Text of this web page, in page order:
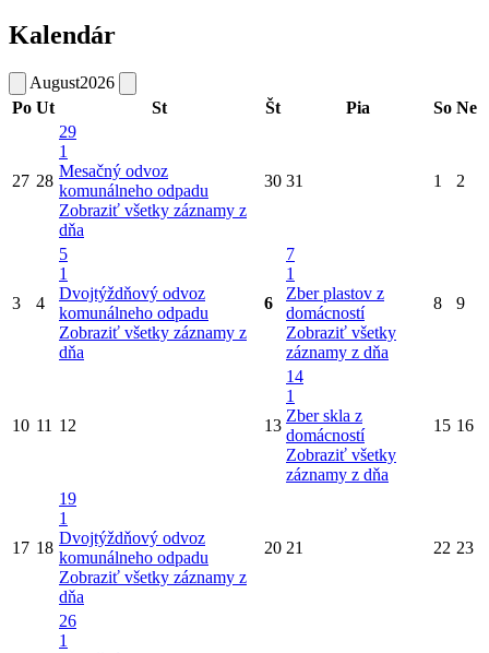
Kalendár
August2026
Po Ut St Št Pia So Ne
27 28
29
1
Mesačný odvoz
komunálneho odpadu
Zobraziť všetky záznamy z
dňa
30 31 1 2
3 4
5
1
Dvojtýždňový odvoz
komunálneho odpadu
Zobraziť všetky záznamy z
dňa
6
7
1
Zber plastov z
domácností
Zobraziť všetky
záznamy z dňa
8 9
10 11 12 13
14
1
Zber skla z
domácností
Zobraziť všetky
záznamy z dňa
15 16
17 18
19
1
Dvojtýždňový odvoz
komunálneho odpadu
Zobraziť všetky záznamy z
dňa
20 21 22 23
26
1